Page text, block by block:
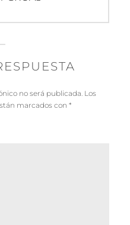
no será publicada. Los
marcados con *